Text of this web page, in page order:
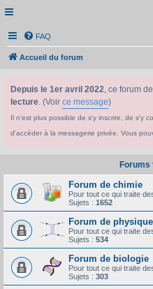
FAQ
Accueil du forum
Depuis le 1er avril 2022, ce forum
lecture. (Voir ce message)
Il n'est plus possible de s'y inscrire, de s'y
d'accéder à la messagerie privée. Vous
Forums
Forum de chimie
Pour tout ce qui traite
Sujets : 1652
Forum de physique
Pour tout ce qui traite
Sujets : 534
Forum de biologie
Pour tout ce qui traite
Sujets : 303